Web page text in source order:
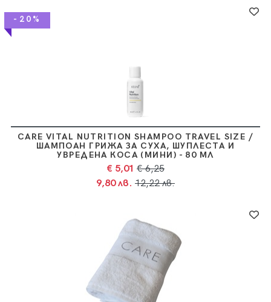
-20%
CARE VITAL NUTRITION SHAMPOO TRAVEL SIZE /
ШАМПОАН ГРИЖА ЗА СУХА, ШУПЛЕСТА И
УВРЕДЕНА КОСА (МИНИ) - 80 МЛ
€ 5,01 € 6,25
9,80 лв. 12,22 лв.